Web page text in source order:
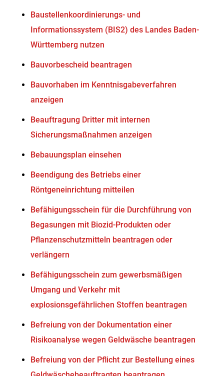
Baustellenkoordinierungs- und
Informationssystem (BIS2) des Landes Baden-
Württemberg nutzen
Bauvorbescheid beantragen
Bauvorhaben im Kenntnisgabeverfahren
anzeigen
Beauftragung Dritter mit internen
Sicherungsmaßnahmen anzeigen
Bebauungsplan einsehen
Beendigung des Betriebs einer
Röntgeneinrichtung mitteilen
Befähigungsschein für die Durchführung von
Begasungen mit Biozid-Produkten oder
Pflanzenschutzmitteln beantragen oder
verlängern
Befähigungsschein zum gewerbsmäßigen
Umgang und Verkehr mit
explosionsgefährlichen Stoffen beantragen
Befreiung von der Dokumentation einer
Risikoanalyse wegen Geldwäsche beantragen
Befreiung von der Pflicht zur Bestellung eines